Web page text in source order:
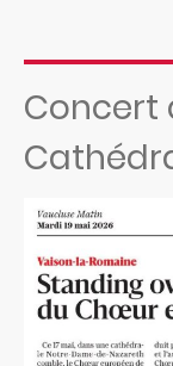
Concert